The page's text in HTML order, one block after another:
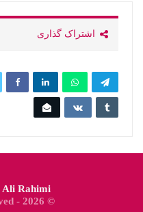
اشتراک گذاری
Ali Rahimi
© 2026 - All Rights Reserved